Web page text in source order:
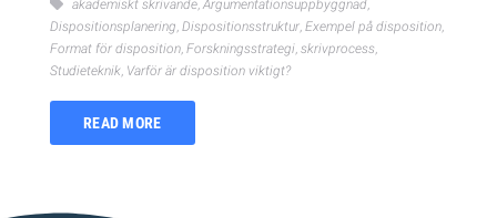
akademiskt skrivande, Argumentationsuppbyggnad,
Dispositionsplanering, Dispositionsstruktur, Exempel på disposition,
Format för disposition, Forskningsstrategi, skrivprocess,
Studieteknik, Varför är disposition viktigt?
READ MORE